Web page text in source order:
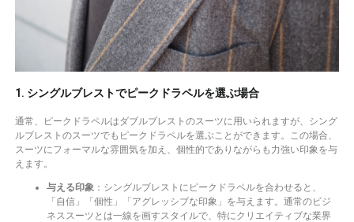
1. シングルブレストでピークドラペルを選ぶ場合
通常、ピークドラペルはダブルブレストのスーツに用いられますが、シング
ルブレストのスーツでもピークドラペルを選ぶことができます。この場合、
スーツにフォーマルな雰囲気を加え、個性的でありながらも力強い印象を与
えます。
与える印象 ：シングルブレストにピークドラペルを合わせると、
「自信」「個性」「アグレッシブな印象」を与えます。通常のビジ
ネススーツとは一線を画すスタイルで、特にクリエイティブな業界